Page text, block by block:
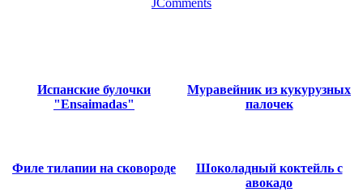
Испанские булочки
"Ensaimadas"
Муравейник из кукурузных
палочек
Филе тилапии на сковороде
Шоколадный коктейль с
авокадо